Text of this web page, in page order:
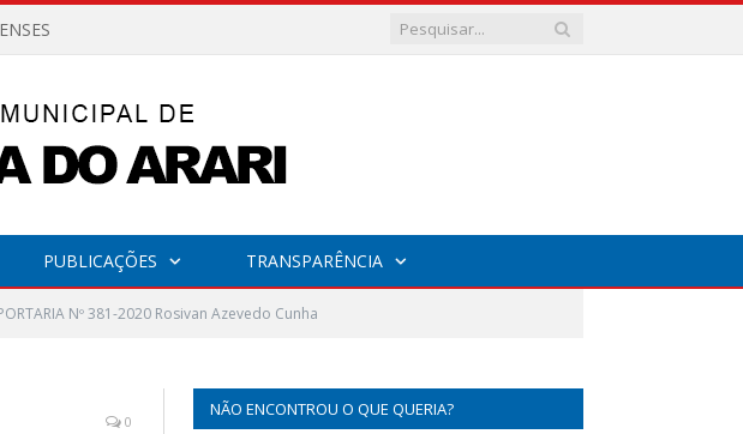
PUBLICAÇÕES TRANSPARÊNCIA
Nº 381-2020 Rosivan Azevedo Cunha
0
NÃO ENCONTROU O QUE QUERIA?